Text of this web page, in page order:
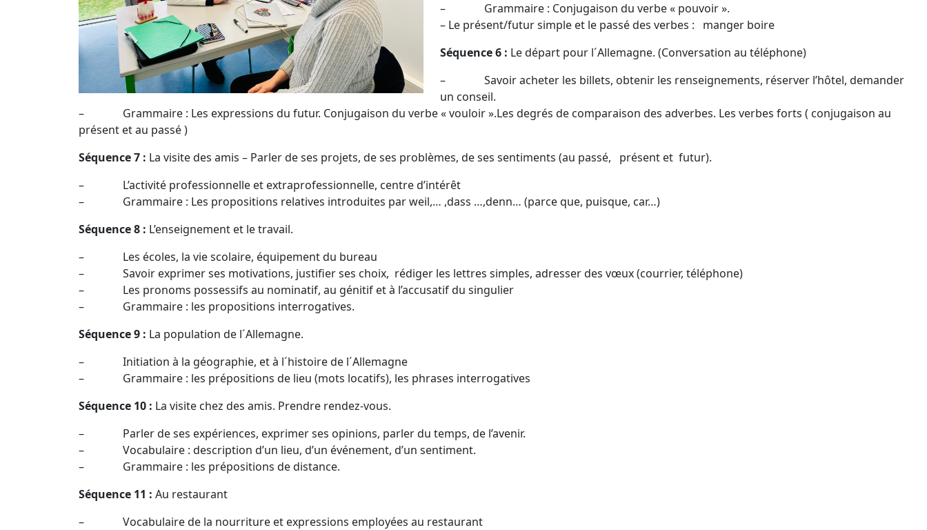
– Grammaire : Conjugaison du verbe « pouvoir ».
– Le présent/futur simple et le passé des verbes : manger boire
Séquence 6 : Le départ pour l´Allemagne. (Conversation au téléphone)
– Savoir acheter les billets, obtenir les renseignements, réserver l’hôtel, demander
un conseil.
– Grammaire : Les expressions du futur. Conjugaison du verbe « vouloir ».Les degrés de comparaison des adverbes. Les verbes forts ( conjugaison au
présent et au passé )
Séquence 7 : La visite des amis – Parler de ses projets, de ses problèmes, de ses sentiments (au passé, présent et futur).
– L’activité professionnelle et extraprofessionnelle, centre d’intérêt
– Grammaire : Les propositions relatives introduites par weil,… ,dass …,denn… (parce que, puisque, car…)
Séquence 8 : L’enseignement et le travail.
– Les écoles, la vie scolaire, équipement du bureau
– Savoir exprimer ses motivations, justifier ses choix, rédiger les lettres simples, adresser des vœux (courrier, téléphone)
– Les pronoms possessifs au nominatif, au génitif et à l’accusatif du singulier
– Grammaire : les propositions interrogatives.
Séquence 9 : La population de l´Allemagne.
– Initiation à la géographie, et à l´histoire de l´Allemagne
– Grammaire : les prépositions de lieu (mots locatifs), les phrases interrogatives
Séquence 10 : La visite chez des amis. Prendre rendez-vous.
– Parler de ses expériences, exprimer ses opinions, parler du temps, de l’avenir.
– Vocabulaire : description d’un lieu, d’un événement, d’un sentiment.
– Grammaire : les prépositions de distance.
Séquence 11 : Au restaurant
– Vocabulaire de la nourriture et expressions employées au restaurant